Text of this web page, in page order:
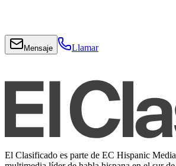
Mensaje Llamar
El Clasificado es parte de EC Hispanic